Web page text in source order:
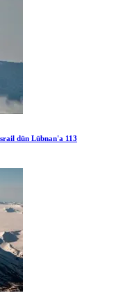
dün Lübnan'a 113